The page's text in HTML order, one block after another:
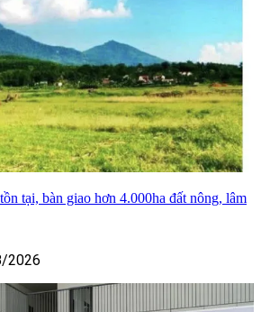
tại, bàn giao hơn 4.000ha đất nông, lâm
2026